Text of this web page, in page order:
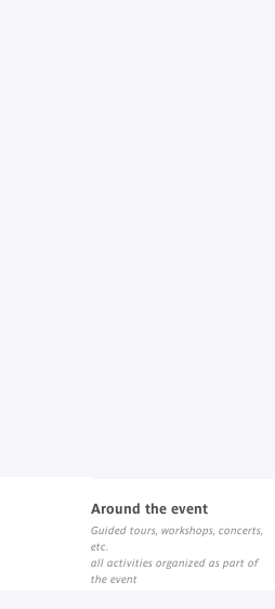
Around the event
Guided tours, workshops, concerts,
etc.
all activities organized as part of
the event